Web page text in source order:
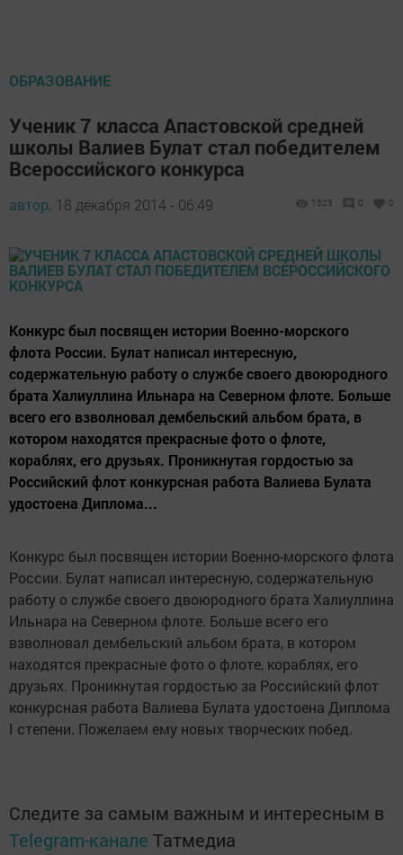
ОБРАЗОВАНИЕ
Ученик 7 класса Апастовской средней
школы Валиев Булат стал победителем
Всероссийского конкурса
автор, 18 декабря 2014 - 06:49 1523 0 0
Конкурс был посвящен истории Военно-морского
флота России. Булат написал интересную,
содержательную работу о службе своего двоюродного
брата Халиуллина Ильнара на Северном флоте. Больше
всего его взволновал дембельский альбом брата, в
котором находятся прекрасные фото о флоте,
кораблях, его друзьях. Проникнутая гордостью за
Российский флот конкурсная работа Валиева Булата
удостоена Диплома...
Конкурс был посвящен истории Военно-морского флота
России. Булат написал интересную, содержательную
работу о службе своего двоюродного брата Халиуллина
Ильнара на Северном флоте. Больше всего его
взволновал дембельский альбом брата, в котором
находятся прекрасные фото о флоте, кораблях, его
друзьях. Проникнутая гордостью за Российский флот
конкурсная работа Валиева Булата удостоена Диплома
I степени. Пожелаем ему новых творческих побед.
Следите за самым важным и интересным в
Telegram-канале Татмедиа